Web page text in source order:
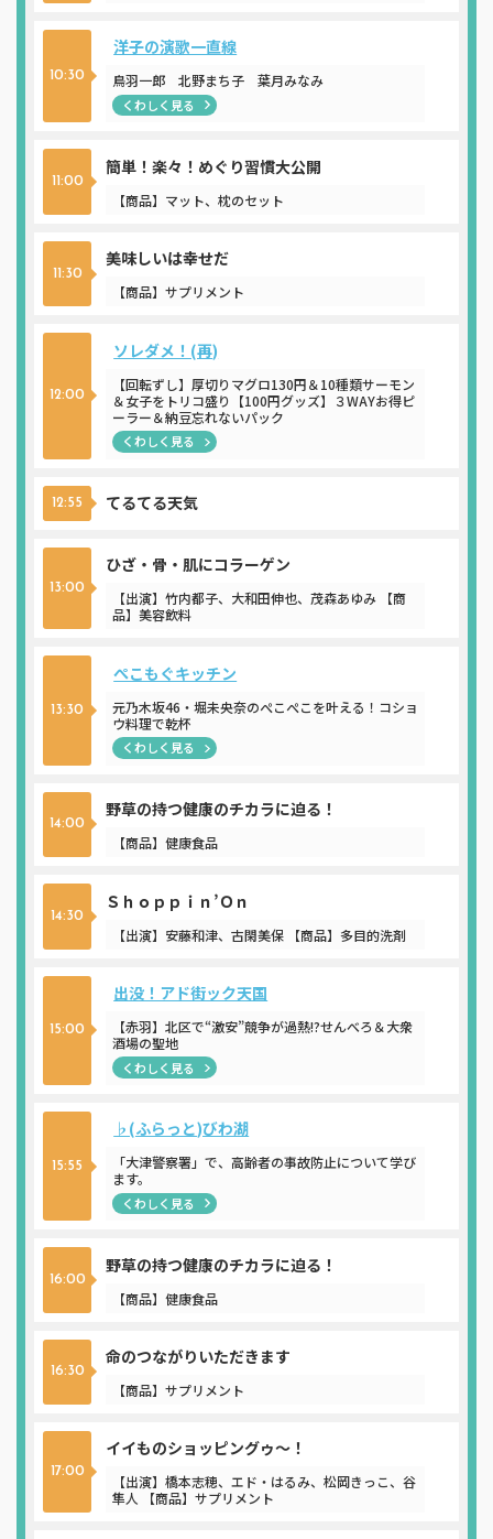
10:30
洋子の演歌一直線
鳥羽一郎 北野まち子 葉月みなみ
くわしく見る
11:00
簡単！楽々！めぐり習慣大公開
【商品】マット、枕のセット
11:30
美味しいは幸せだ
【商品】サプリメント
12:00
ソレダメ！(再)
【回転ずし】厚切りマグロ130円＆10種類サーモン
＆女子をトリコ盛り【100円グッズ】３WAYお得ピ
ーラー＆納豆忘れないパック
くわしく見る
12:55 てるてる天気
13:00
ひざ・骨・肌にコラーゲン
【出演】竹内都子、大和田伸也、茂森あゆみ 【商
品】美容飲料
13:30
ぺこもぐキッチン
元乃木坂46・堀未央奈のぺこぺこを叶える！コショ
ウ料理で乾杯
くわしく見る
14:00
野草の持つ健康のチカラに迫る！
【商品】健康食品
14:30
Ｓｈｏｐｐｉｎ’Ｏｎ
【出演】安藤和津、古閑美保 【商品】多目的洗剤
15:00
出没！アド街ック天国
【赤羽】北区で“激安”競争が過熱!?せんべろ＆大衆
酒場の聖地
くわしく見る
15:55
♭(ふらっと)びわ湖
「大津警察署」で、高齢者の事故防止について学び
ます。
くわしく見る
16:00
野草の持つ健康のチカラに迫る！
【商品】健康食品
16:30
命のつながりいただきます
【商品】サプリメント
17:00
イイものショッピングゥ～！
【出演】橋本志穂、エド・はるみ、松岡きっこ、谷
隼人 【商品】サプリメント